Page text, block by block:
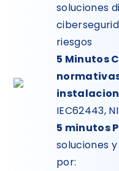
soluciones
riesgos
5 Minutos
IEC62443,
5 minutos
soluciones
por: